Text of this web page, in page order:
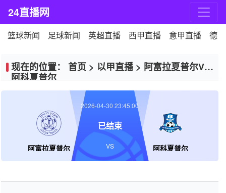
24直播网
篮球新闻 足球新闻 英超直播 西甲直播 意甲直播 德
现在的位置： 首页 > 以甲直播> 阿富拉夏普尔VS
阿科夏普尔
阿富拉夏普尔 阿科夏普尔
2026-04-30 23:45:00
已结束
VS